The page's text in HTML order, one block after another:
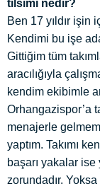
tılsımı nedir?
Ben 17 yıldır işin
Kendimi bu işe
Gittiğim tüm
aracılığıyla
kendim ekibimle
Orhangazispor’a
menajerle
yaptım. Takımı
başarı yakalar ise
zorundadır.